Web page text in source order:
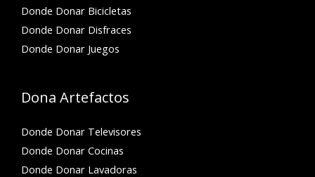
Donde Donar Bicicletas
Donde Donar Disfraces
Donde Donar Juegos
Dona Artefactos
Donde Donar Televisores
Donde Donar Cocinas
Donde Donar Lavadoras